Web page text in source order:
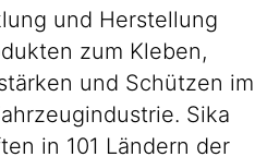
und Herstellung
zum Kleben,
und Schützen im
Sika
in 101 Ländern der